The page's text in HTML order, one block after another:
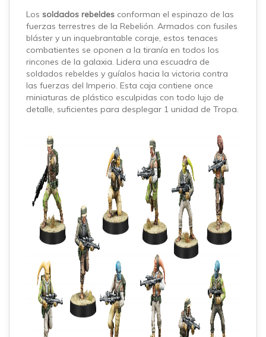
Los soldados rebeldes conforman el espinazo de las
fuerzas terrestres de la Rebelión. Armados con fusiles
bláster y un inquebrantable coraje, estos tenaces
combatientes se oponen a la tiranía en todos los
rincones de la galaxia. Lidera una escuadra de
soldados rebeldes y guíalos hacia la victoria contra
las fuerzas del Imperio. Esta caja contiene once
miniaturas de plástico esculpidas con todo lujo de
detalle, suficientes para desplegar 1 unidad de Tropa.